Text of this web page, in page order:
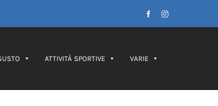
FacebookInstagram
ATTIVITÀ SPORTIVE VARIE